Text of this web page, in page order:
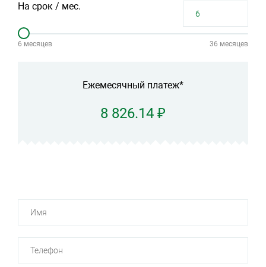
На срок / мес.
6 месяцев 36 месяцев
Ежемесячный платеж*
8 826.14 ₽